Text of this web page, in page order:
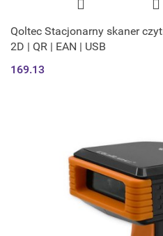
Qoltec Stacjonarny skaner
2D | QR | EAN | USB
169.13